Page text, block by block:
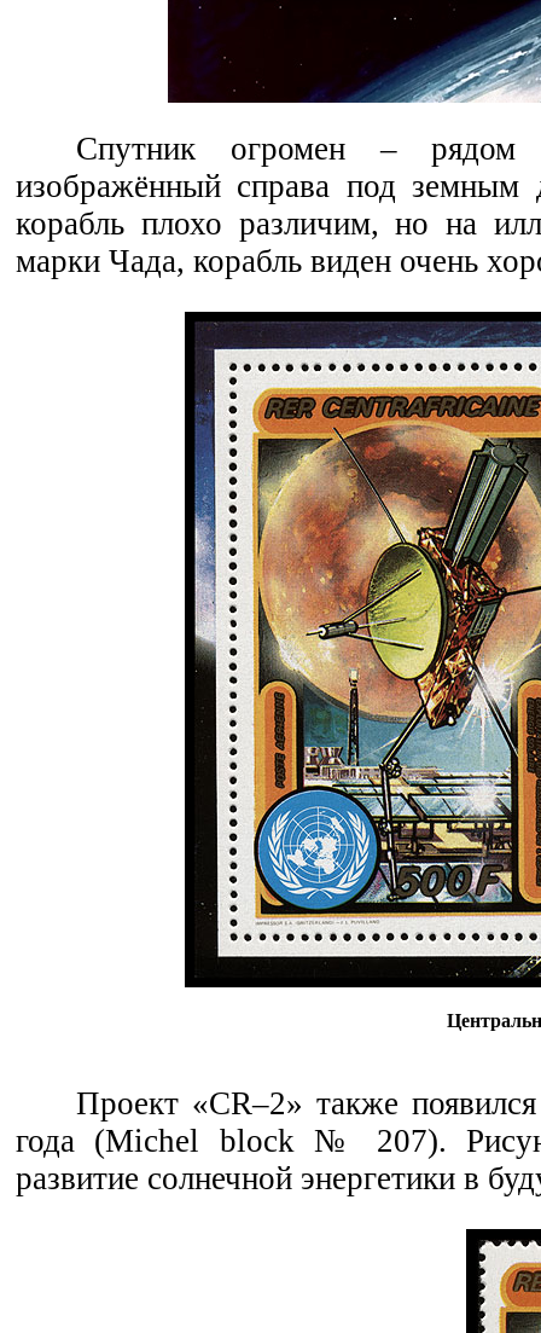
Спутник огромен – рядом
изображённый справа под земным
корабль плохо различим, но на
марки Чада, корабль виден очень
Проект «CR–2» также
года (Michel block № 207).
развитие солнечной энергетики в